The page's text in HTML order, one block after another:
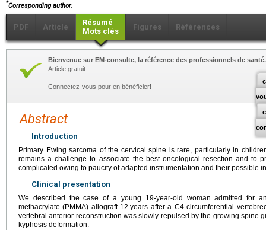
*Corresponding author.
PDF Article
Résumé
Mots clés
Figures Références
Bienvenue sur EM-consulte, la référence des professionnels de santé.
Article gratuit.
Connectez-vous pour en bénéficier!
Abstract
Introduction
Primary Ewing sarcoma of the cervical spine is rare, particularly in
remains a challenge to associate the best oncological resection and to
complicated owing to paucity of adapted instrumentation and their possible
Clinical presentation
We described the case of a young 19-year-old woman admitted for
methacrylate (PMMA) allograft 12 years after a C4 circumferential
vertebral anterior reconstruction was slowly repulsed by the growing spine
kyphosis deformation.